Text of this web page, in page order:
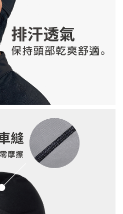
掌套 Racing Palm
加入購物車